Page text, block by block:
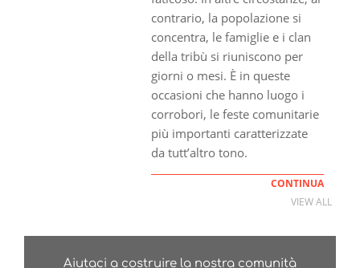
contrario, la popolazione si
concentra, le famiglie e i clan
della tribù si riuniscono per
giorni o mesi. È in queste
occasioni che hanno luogo i
corrobori, le feste comunitarie
più importanti caratterizzate
da tutt’altro tono.
CONTINUA
VIEW ALL
Aiutaci a costruire la nostra comunità